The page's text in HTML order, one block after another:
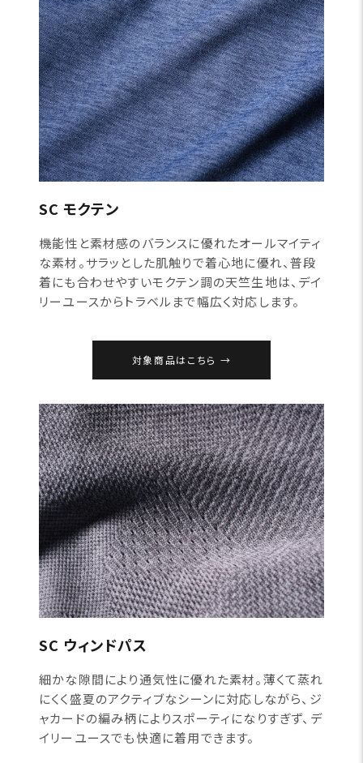
SC モクテン
機能性と素材感のバランスに優れたオールマイティ
な素材。サラッとした肌触りで着心地に優れ、普段
着にも合わせやすいモクテン調の天竺生地は、デイ
リーユースからトラベルまで幅広く対応します。
対象商品はこちら
SC ウィンドパス
細かな隙間により通気性に優れた素材。薄くて蒸れ
にくく盛夏のアクティブなシーンに対応しながら、ジ
ャカードの編み柄によりスポーティになりすぎず、デ
イリーユースでも快適に着用できます。